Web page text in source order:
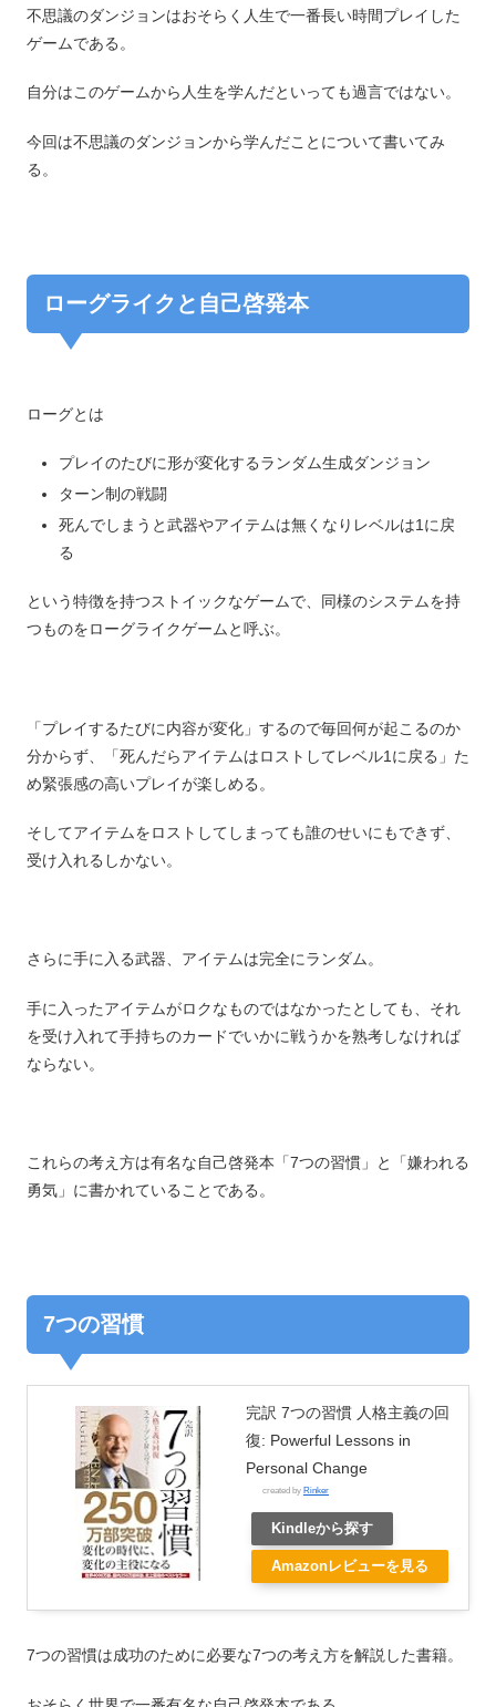
不思議のダンジョンはおそらく人生で一番長い時間プレイした
ゲームである。
自分はこのゲームから人生を学んだといっても過言ではない。
今回は不思議のダンジョンから学んだことについて書いてみ
る。
ローグライクと自己啓発本
ローグとは
プレイのたびに形が変化するランダム生成ダンジョン
ターン制の戦闘
死んでしまうと武器やアイテムは無くなりレベルは1に戻
る
という特徴を持つストイックなゲームで、同様のシステムを持
つものをローグライクゲームと呼ぶ。
「プレイするたびに内容が変化」するので毎回何が起こるのか
分からず、「死んだらアイテムはロストしてレベル1に戻る」た
め緊張感の高いプレイが楽しめる。
そしてアイテムをロストしてしまっても誰のせいにもできず、
受け入れるしかない。
さらに手に入る武器、アイテムは完全にランダム。
手に入ったアイテムがロクなものではなかったとしても、それ
を受け入れて手持ちのカードでいかに戦うかを熟考しなければ
ならない。
これらの考え方は有名な自己啓発本「7つの習慣」と「嫌われる
勇気」に書かれていることである。
7つの習慣
完訳 7つの習慣 人格主義の回
復: Powerful Lessons in
Personal Change
created by Rinker
Kindleから探す
Amazonレビューを見る
7つの習慣は成功のために必要な7つの考え方を解説した書籍。